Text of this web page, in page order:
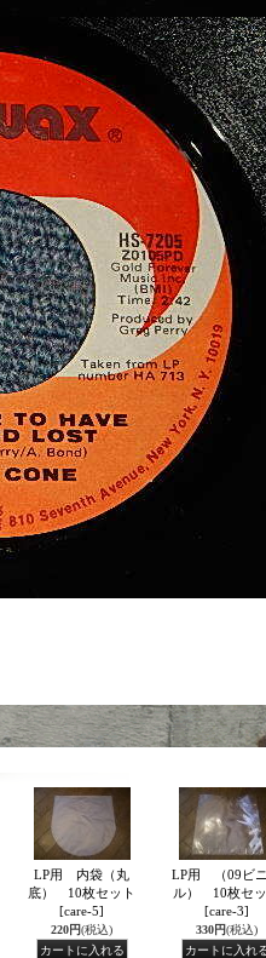
LP用 内袋（丸
底） 10枚セット
[care-5]
220円(税込)
LP用 （09ビ
ル） 10枚セ
[care-3]
330円(税込)